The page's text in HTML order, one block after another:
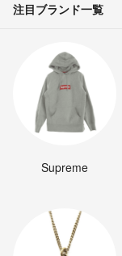
注目ブランド一覧
Supreme